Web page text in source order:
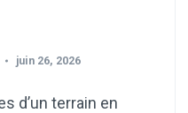
juin 26, 2026
d’un terrain en